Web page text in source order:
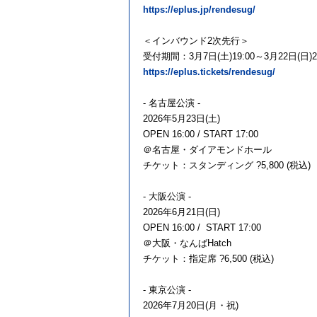
https://eplus.jp/rendesug/
＜インバウンド2次先行＞
受付期間：3月7日(土)19:00～3月22日(日
https://eplus.tickets/rendesug/
- 名古屋公演 -
2026年5月23日(土)
OPEN 16:00 / START 17:00
＠名古屋・ダイアモンドホール
チケット：スタンディング ?5,800 (税込)
- 大阪公演 -
2026年6月21日(日)
OPEN 16:00 / START 17:00
＠大阪・なんばHatch
チケット：指定席 ?6,500 (税込)
- 東京公演 -
2026年7月20日(月・祝)